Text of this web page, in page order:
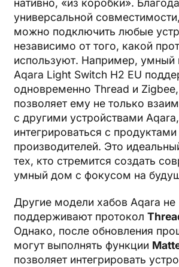
нативно, «из коробки».
универсальной
можно подключить любые
независимо от того, какой
используют. Например, умный
Aqara Light Switch H2 EU
одновременно Thread и Zigbee,
позволяет ему не только
с другими устройствами
интегрироваться с
производителей. Это
тех, кто стремится создать
умный дом с фокусом на
Другие модели хабов Aqara не
поддерживают протокол
Однако, после обновления
могут выполнять функции
позволяет интегрировать